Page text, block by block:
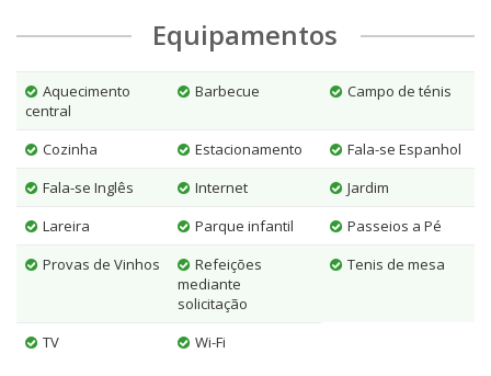
Equipamentos
Aquecimento
central
Barbecue Campo de ténis
Cozinha Estacionamento
Fala-se Espanhol
Fala-se Inglês
Internet
Jardim
Lareira
Parque infantil
Passeios a Pé
Provas de Vinhos
Refeições
mediante
solicitação
Tenis de mesa
TV Wi-Fi